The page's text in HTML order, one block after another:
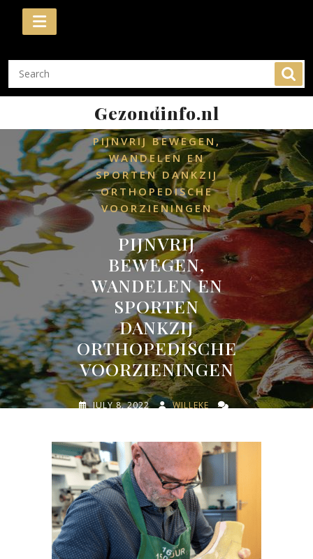
Skip
Gezondinfo.nl
HOME/
UNCATEGORIZED/
PIJNVRIJ BEWEGEN,
WANDELEN EN
SPORTEN DANKZIJ
ORTHOPEDISCHE
VOORZIENINGEN
PIJNVRIJ
BEWEGEN,
WANDELEN EN
SPORTEN
DANKZIJ
ORTHOPEDISCHE
VOORZIENINGEN
JULY 8, 2022
WILLEKE